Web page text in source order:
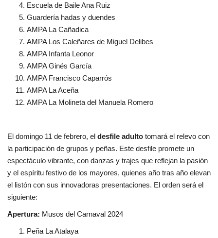
Escuela de Baile Ana Ruiz
Guardería hadas y duendes
AMPA La Cañadica
AMPA Los Caleñares de Miguel Delibes
AMPA Infanta Leonor
AMPA Ginés García
AMPA Francisco Caparrós
AMPA La Aceña
AMPA La Molineta del Manuela Romero
El domingo 11 de febrero, el desfile adulto tomará el relevo con
la participación de grupos y peñas. Este desfile promete un
espectáculo vibrante, con danzas y trajes que reflejan la pasión
y el espíritu festivo de los mayores, quienes año tras año elevan
el listón con sus innovadoras presentaciones. El orden será el
siguiente:
Apertura: Musos del Carnaval 2024
Peña La Atalaya